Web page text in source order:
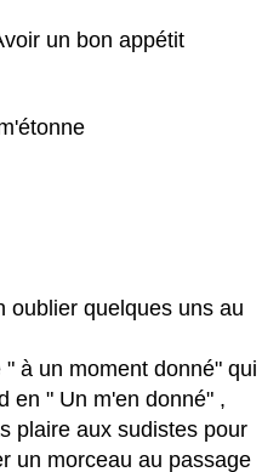
un bon appétit
oublier quelques uns au
à un moment donné" qui
en " Un m'en donné" ,
plaire aux sudistes pour
un morceau au passage